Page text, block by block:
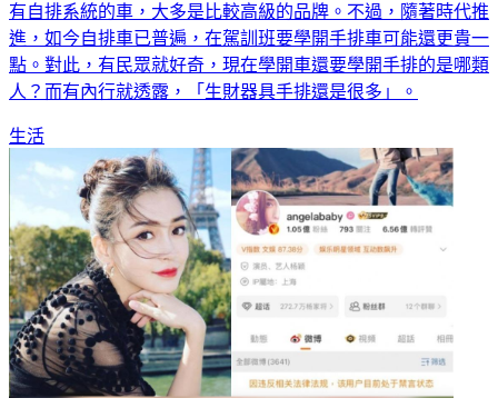
有自排系統的車，大多是比較高級的品牌。不過，隨著時代推
進，如今自排車已普遍，在駕訓班要學開手排車可能還更貴一
點。對此，有民眾就好奇，現在學開車還要學開手排的是哪類
人？而有內行就透露，「生財器具手排還是很多」。
生活